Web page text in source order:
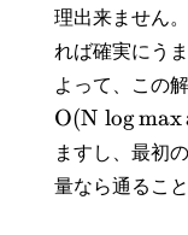
理出来ません
れば確実にう
よって、この
O(N logmax
ますし、最初
量なら通るこ